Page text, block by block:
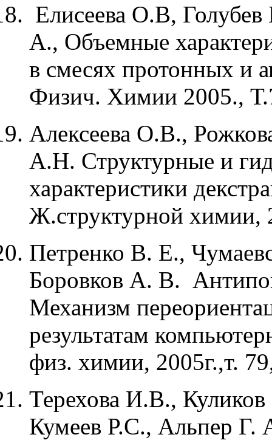
Елисеева О.В,
А., Объемные
в смесях протонных и
Физич. Химии 2005.,
Алексеева О.В.,
А.Н. Структурные и
характеристики
Ж.структурной
Петренко В. Е.,
Боровков А. В.
Механизм
результатам
физ. химии, 2005г.,т.
Терехова И.В.,
Кумеев Р.С., Альпер Г.